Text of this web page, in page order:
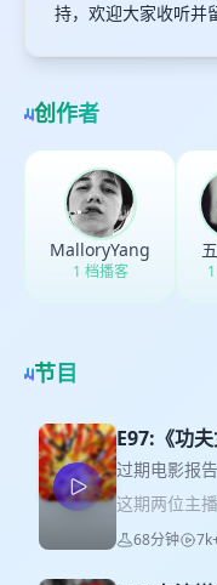
持，欢迎大家收听并
创作者
MalloryYang
1 档播客
节目
E97:《功
过期电影报告
这期两位主
口碑似乎非
恶的部分，
68分钟